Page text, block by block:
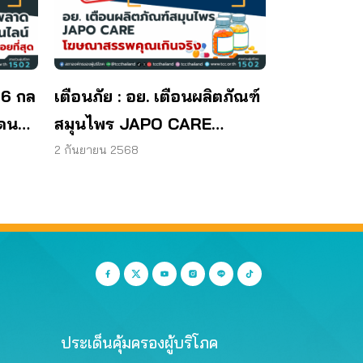
กล
น
เตือนภัย : อย. เตือนผลิตภัณฑ์
สมุนไพร JAPO CARE
โฆษณาสรรพคุณเกินจริง
2 กันยายน 2568
ประเด็นคุ้มครองผู้บริโภค